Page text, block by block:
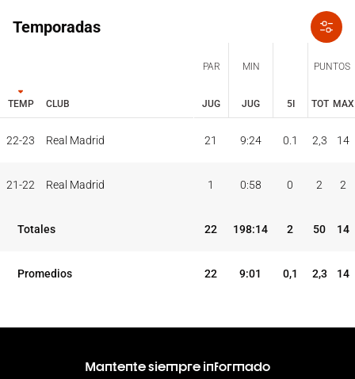
Temporadas
TEMP CLUB
PAR MIN
5I
PUNTOS
JUG JUG TOT MAX
TEMP CLUB
PAR MIN
5I
PUNTOS
22-23 Real Madrid 21 9:24 0.1 2,3 14
21-22 Real Madrid 1 0:58 0 2 2
Totales 22 198:14 2 50 14
Promedios 22 9:01 0,1 2,3 14
Mantente siempre informado